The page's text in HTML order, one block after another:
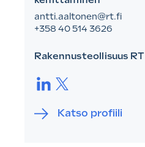
antti.aaltonen@rt.fi
+358 40 514 3626
Rakennusteollisuus RT
LinkedIn.Twitter.
Katso profiili